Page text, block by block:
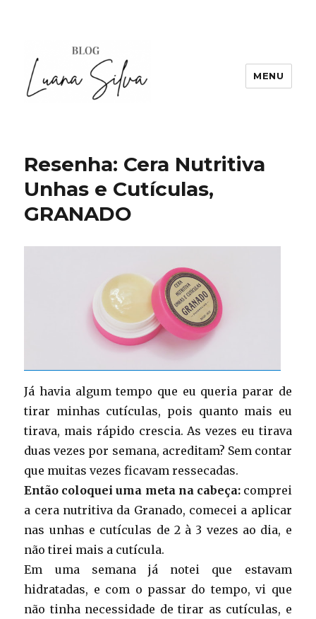
MENU
Resenha: Cera Nutritiva
Unhas e Cutículas,
GRANADO
Já havia algum tempo que eu queria parar de
tirar minhas cutículas, pois quanto mais eu
tirava, mais rápido crescia. As vezes eu tirava
duas vezes por semana, acreditam? Sem contar
que muitas vezes ficavam ressecadas.
Então coloquei uma meta na cabeça:comprei
a cera nutritiva da Granado, comecei a aplicar
nas unhas e cutículas de 2 à 3 vezes ao dia, e
não tirei mais a cutícula.
Em uma semana já notei que estavam
hidratadas, e com o passar do tempo, vi que
não tinha necessidade de tirar as cutículas, e